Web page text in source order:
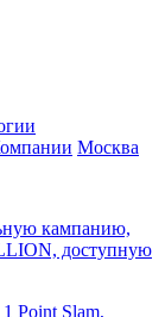
Москва
кампанию,
доступную
Point Slam,